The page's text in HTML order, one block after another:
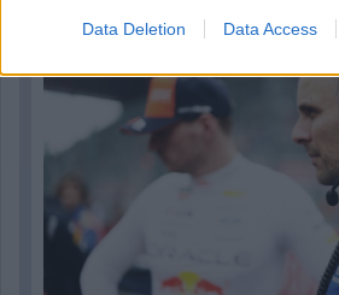
Data Deletion Data Access